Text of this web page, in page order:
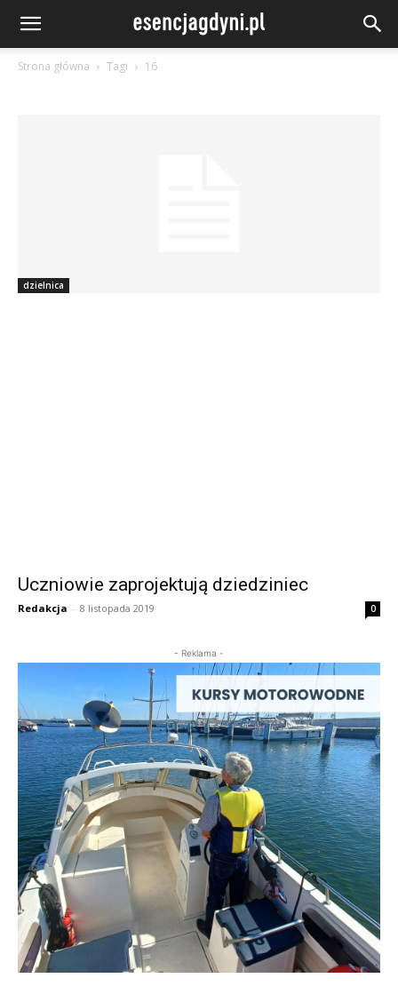
Strona główna Tagi 16
dzielnica
Uczniowie zaprojektują dziedziniec
Redakcja - 8 listopada 2019 0
- Reklama -